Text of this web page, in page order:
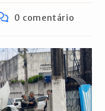
0 comentário